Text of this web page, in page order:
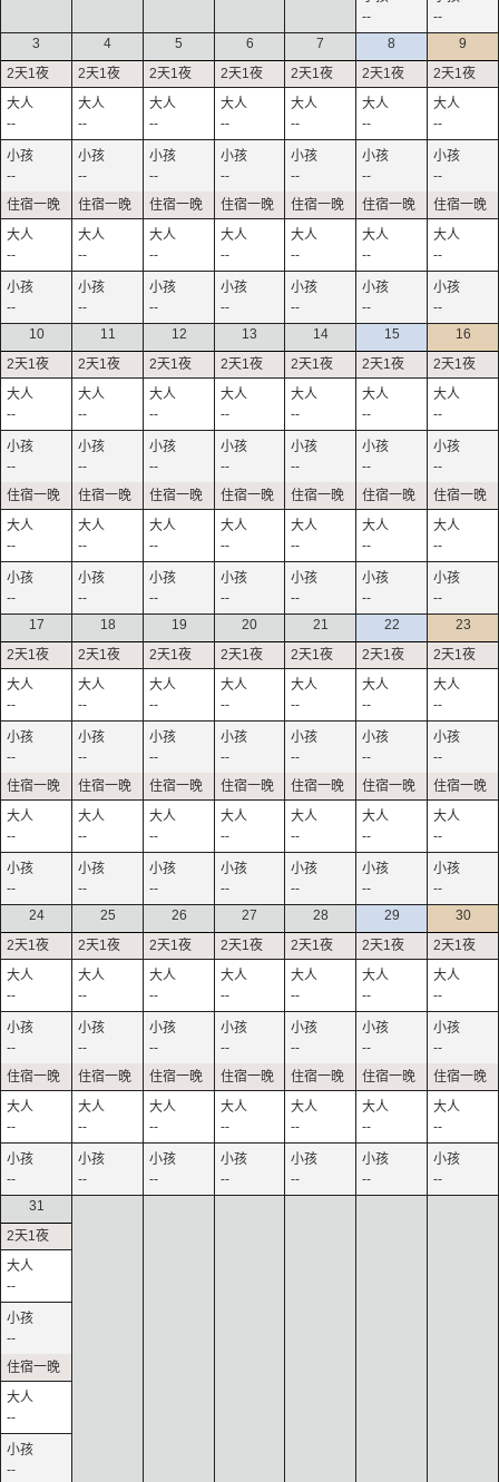
--
--
3
--
--
--
--
4
--
--
--
--
5
--
--
--
--
6
--
--
--
--
7
--
--
--
--
8
--
--
--
--
9
--
--
--
--
10
--
--
--
--
11
--
--
--
--
12
--
--
--
--
13
--
--
--
--
14
--
--
--
--
15
--
--
--
--
16
--
--
--
--
17
--
--
--
--
18
--
--
--
--
19
--
--
--
--
20
--
--
--
--
21
--
--
--
--
22
--
--
--
--
23
--
--
--
--
24
--
--
--
--
25
--
--
--
--
26
--
--
--
--
27
--
--
--
--
28
--
--
--
--
29
--
--
--
--
30
--
--
--
--
31
--
--
--
--